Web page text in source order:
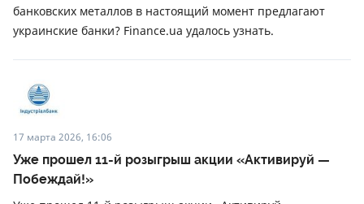
банковских металлов в настоящий момент предлагают
украинские банки? Finance.ua удалось узнать.
17 марта 2026, 16:06
Уже прошел 11-й розыгрыш акции «Активируй —
Побеждай!»